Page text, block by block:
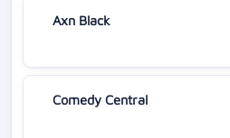
Axn Black
Comedy Central